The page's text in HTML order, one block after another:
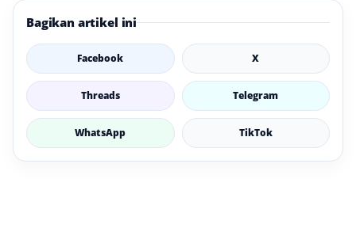
Bagikan artikel ini
Facebook X
Threads Telegram
WhatsApp TikTok